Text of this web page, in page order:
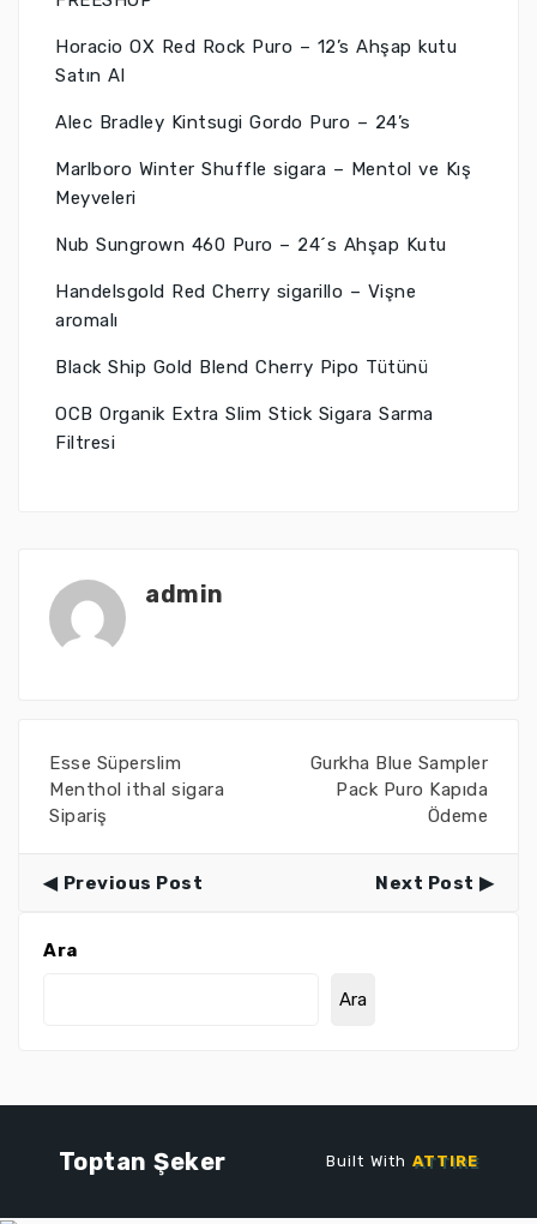
Horacio OX Red Rock Puro – 12’s Ahşap kutu
Satın Al
Alec Bradley Kintsugi Gordo Puro – 24’s
Marlboro Winter Shuffle sigara – Mentol ve Kış
Meyveleri
Nub Sungrown 460 Puro – 24´s Ahşap Kutu
Handelsgold Red Cherry sigarillo – Vişne
aromalı
Black Ship Gold Blend Cherry Pipo Tütünü
OCB Organik Extra Slim Stick Sigara Sarma
Filtresi
admin
Esse Süperslim
Menthol ithal sigara
Sipariş
Gurkha Blue Sampler
Pack Puro Kapıda
Ödeme
Previous Post Next Post
Ara
Ara
Toptan Şeker Built WithATTIRE